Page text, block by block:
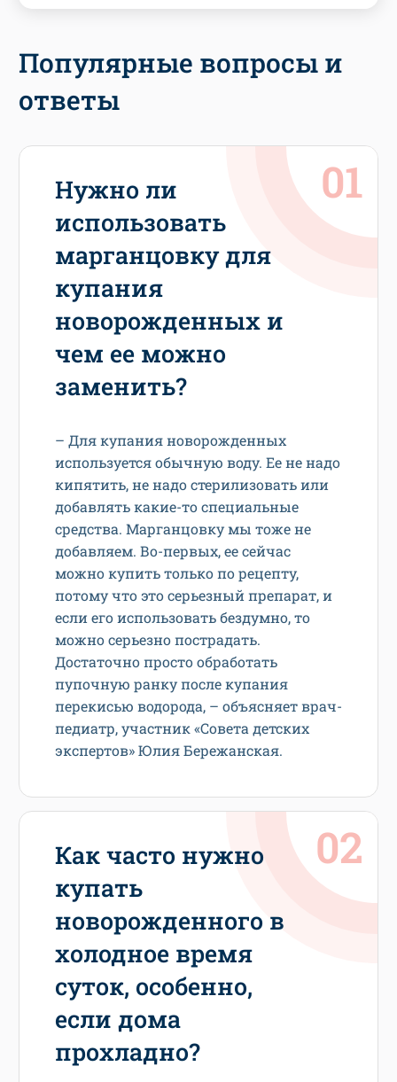
Популярные вопросы и
ответы
Нужно ли
использовать
марганцовку для
купания
новорожденных и
чем ее можно
заменить?
– Для купания новорожденных
используется обычную воду. Ее не надо
кипятить, не надо стерилизовать или
добавлять какие-то специальные
средства. Марганцовку мы тоже не
добавляем. Во-первых, ее сейчас
можно купить только по рецепту,
потому что это серьезный препарат, и
если его использовать бездумно, то
можно серьезно пострадать.
Достаточно просто обработать
пупочную ранку после купания
перекисью водорода, – объясняет врач-
педиатр, участник «Совета детских
экспертов» Юлия Бережанская.
Как часто нужно
купать
новорожденного в
холодное время
суток, особенно,
если дома
прохладно?